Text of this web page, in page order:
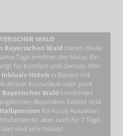
WALD
Bayerischen Wald bieten ideale
Tage inmitten der Natur. Ein
für Komfort und Genuss. Wer
Inklusiv Hotels in Bayern mit
aktiver Kurzurlaub oder pure
Bayerischer Wald kombiniert
Besonders beliebt sind
für kurze Auszeiten.
aber auch für 7 Tage
sind sehr beliebt.